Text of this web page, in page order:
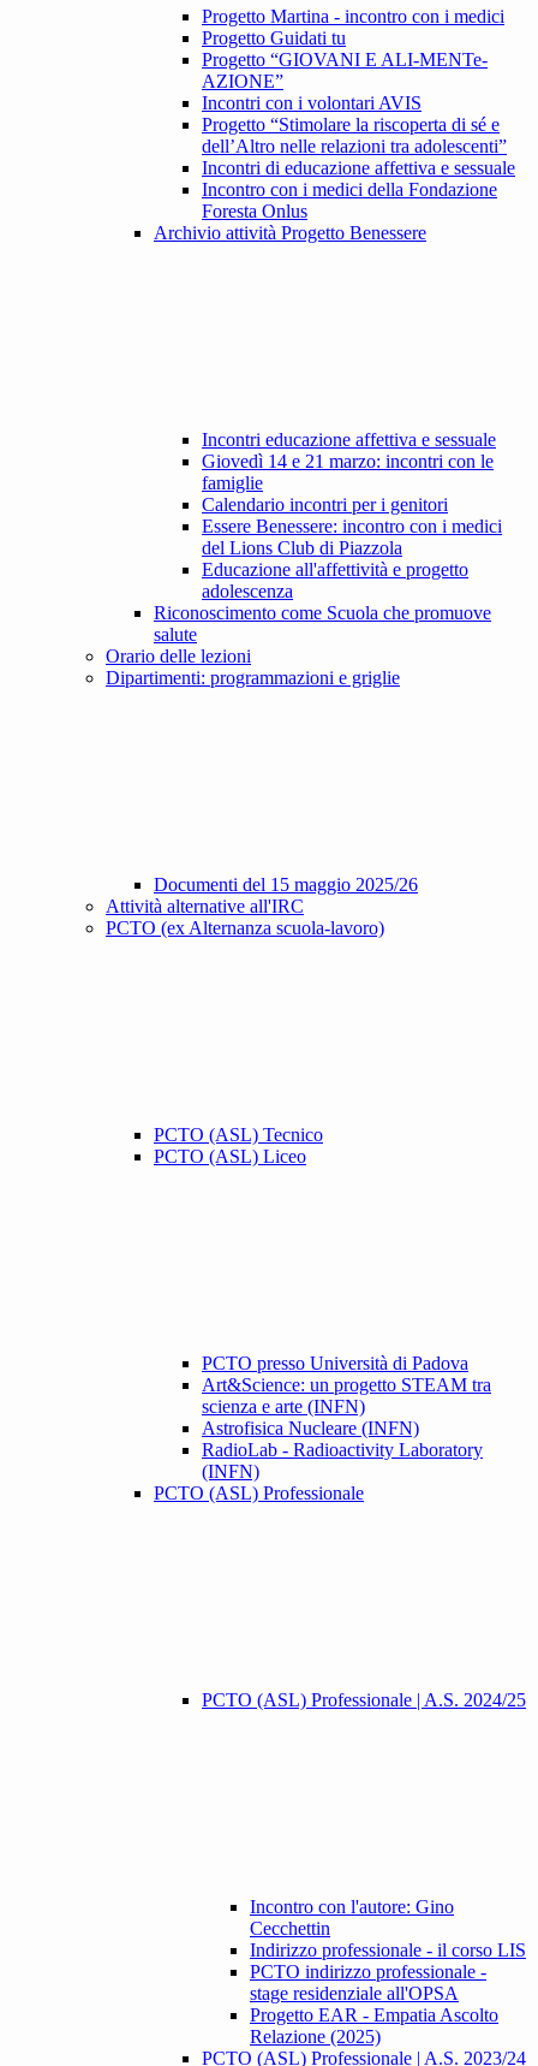
Progetto Martina - incontro con i medici
Progetto Guidati tu
Progetto “GIOVANI E ALI-MENTe-
AZIONE”
Incontri con i volontari AVIS
Progetto “Stimolare la riscoperta di sé e
dell’Altro nelle relazioni tra adolescenti”
Incontri di educazione affettiva e sessuale
Incontro con i medici della Fondazione
Foresta Onlus
Archivio attività Progetto Benessere
Incontri educazione affettiva e sessuale
Giovedì 14 e 21 marzo: incontri con le
famiglie
Calendario incontri per i genitori
Essere Benessere: incontro con i medici
del Lions Club di Piazzola
Educazione all'affettività e progetto
adolescenza
Riconoscimento come Scuola che promuove
salute
Orario delle lezioni
Dipartimenti: programmazioni e griglie
Documenti del 15 maggio 2025/26
Attività alternative all'IRC
PCTO (ex Alternanza scuola-lavoro)
PCTO (ASL) Tecnico
PCTO (ASL) Liceo
PCTO presso Università di Padova
Art&Science: un progetto STEAM tra
scienza e arte (INFN)
Astrofisica Nucleare (INFN)
RadioLab - Radioactivity Laboratory
(INFN)
PCTO (ASL) Professionale
PCTO (ASL) Professionale | A.S. 2024/25
Incontro con l'autore: Gino
Cecchettin
Indirizzo professionale - il corso LIS
PCTO indirizzo professionale -
stage residenziale all'OPSA
Progetto EAR - Empatia Ascolto
Relazione (2025)
PCTO (ASL) Professionale | A.S. 2023/24